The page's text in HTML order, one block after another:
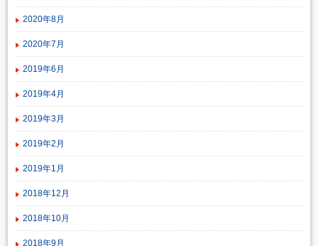
2020年8月
2020年7月
2019年6月
2019年4月
2019年3月
2019年2月
2019年1月
2018年12月
2018年10月
2018年9月